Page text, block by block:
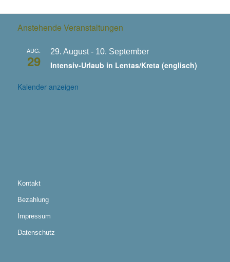
Anstehende Veranstaltungen
AUG.
29
29. August- 10. September
Intensiv-Urlaub in Lentas/Kreta (englisch)
Kalender anzeigen
Kontakt
Bezahlung
Impressum
Datenschutz